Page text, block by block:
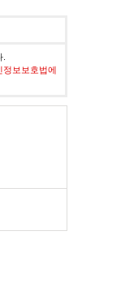
정보보호법에